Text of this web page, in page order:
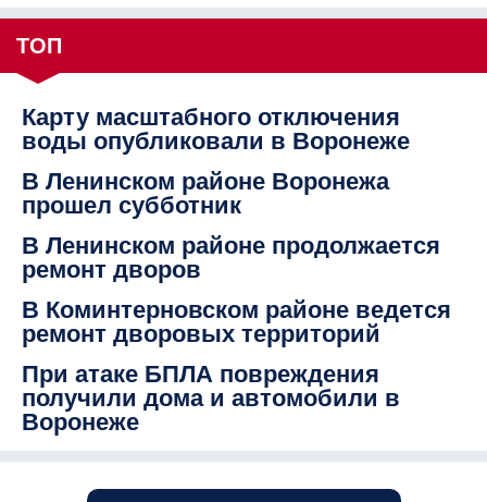
ТОП
Карту масштабного отключения
воды опубликовали в Воронеже
В Ленинском районе Воронежа
прошел субботник
В Ленинском районе продолжается
ремонт дворов
В Коминтерновском районе ведется
ремонт дворовых территорий
При атаке БПЛА повреждения
получили дома и автомобили в
Воронеже